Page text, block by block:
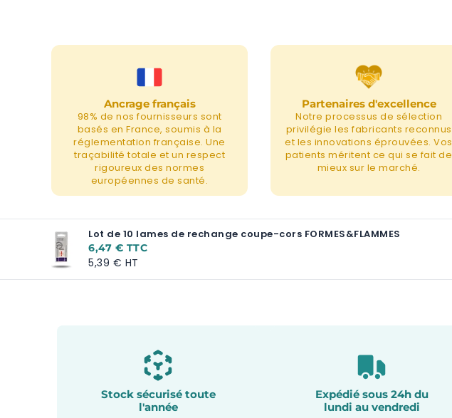
Ancrage français
98% de nos fournisseurs sont
basés en France, soumis à la
réglementation française. Une
traçabilité totale et un respect
rigoureux des normes
européennes de santé.
Partenaires d'excellence
Notre processus de sélection
privilégie les fabricants reconnus
et les innovations éprouvées. Vos
patients méritent ce qui se fait de
mieux sur le marché.
Lot de 10 lames de rechange coupe-cors FORMES&FLAMMES
6,47 €
5,39 €
Stock sécurisé toute
l'année
Expédié sous 24h du
lundi au vendredi